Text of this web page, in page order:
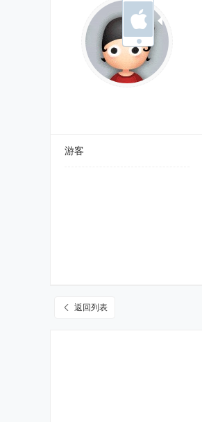
游客
返回列表